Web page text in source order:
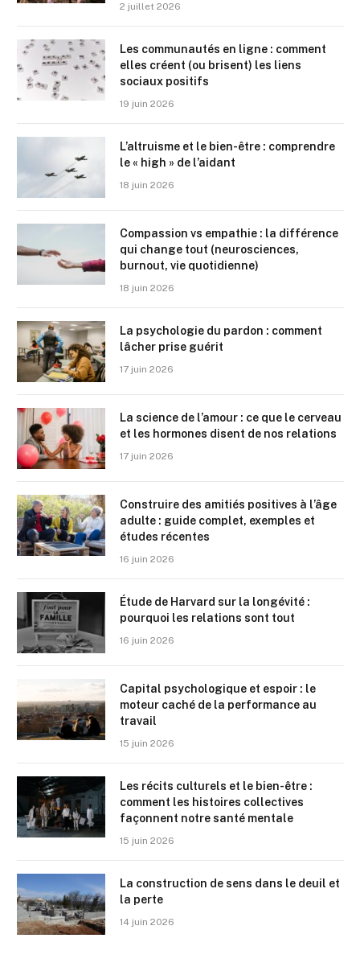
2 juillet 2026
Les communautés en ligne : comment
elles créent (ou brisent) les liens
sociaux positifs
19 juin 2026
L’altruisme et le bien-être : comprendre
le « high » de l’aidant
18 juin 2026
Compassion vs empathie : la différence
qui change tout (neurosciences,
burnout, vie quotidienne)
18 juin 2026
La psychologie du pardon : comment
lâcher prise guérit
17 juin 2026
La science de l’amour : ce que le cerveau
et les hormones disent de nos relations
17 juin 2026
Construire des amitiés positives à l’âge
adulte : guide complet, exemples et
études récentes
16 juin 2026
Étude de Harvard sur la longévité :
pourquoi les relations sont tout
16 juin 2026
Capital psychologique et espoir : le
moteur caché de la performance au
travail
15 juin 2026
Les récits culturels et le bien-être :
comment les histoires collectives
façonnent notre santé mentale
15 juin 2026
La construction de sens dans le deuil et
la perte
14 juin 2026